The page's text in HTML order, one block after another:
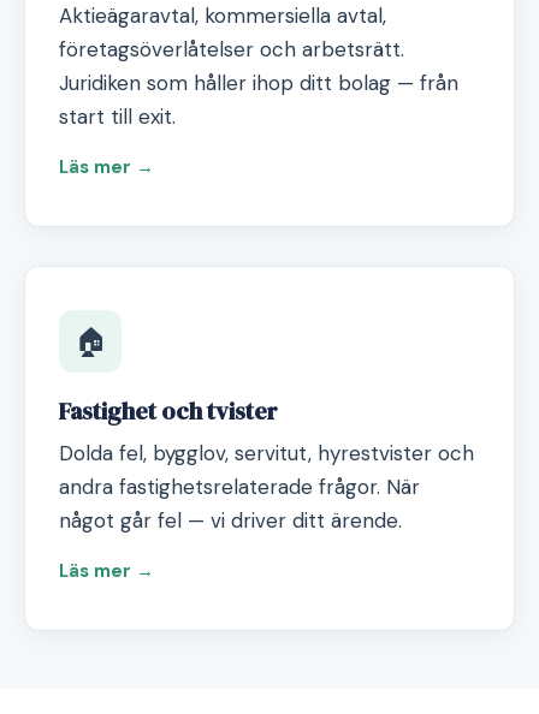
Aktieägaravtal, kommersiella avtal,
företagsöverlåtelser och arbetsrätt.
Juridiken som håller ihop ditt bolag — från
start till exit.
Läs mer →
🏠
Fastighet och tvister
Dolda fel, bygglov, servitut, hyrestvister och
andra fastighetsrelaterade frågor. När
något går fel — vi driver ditt ärende.
Läs mer →